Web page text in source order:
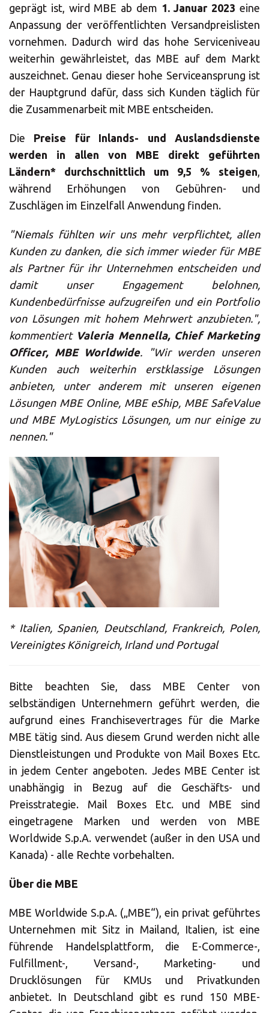
geprägt ist, wird MBE ab dem 1. Januar 2023 eine
Anpassung der veröffentlichten Versandpreislisten
vornehmen. Dadurch wird das hohe Serviceniveau
weiterhin gewährleistet, das MBE auf dem Markt
auszeichnet. Genau dieser hohe Serviceansprung ist
der Hauptgrund dafür, dass sich Kunden täglich für
die Zusammenarbeit mit MBE entscheiden.
Die Preise für Inlands- und Auslandsdienste
werden in allen von MBE direkt geführten
Ländern* durchschnittlich um 9,5 % steigen,
während Erhöhungen von Gebühren- und
Zuschlägen im Einzelfall Anwendung finden.
"Niemals fühlten wir uns mehr verpflichtet, allen
Kunden zu danken, die sich immer wieder für MBE
als Partner für ihr Unternehmen entscheiden und
damit unser Engagement belohnen,
Kundenbedürfnisse aufzugreifen und ein Portfolio
von Lösungen mit hohem Mehrwert anzubieten.",
kommentiert Valeria Mennella, Chief Marketing
Officer, MBE Worldwide. "Wir werden unseren
Kunden auch weiterhin erstklassige Lösungen
anbieten, unter anderem mit unseren eigenen
Lösungen MBE Online, MBE eShip, MBE SafeValue
und MBE MyLogistics Lösungen, um nur einige zu
nennen."
* Italien, Spanien, Deutschland, Frankreich, Polen,
Vereinigtes Königreich, Irland und Portugal
Bitte beachten Sie, dass MBE Center von
selbständigen Unternehmern geführt werden, die
aufgrund eines Franchisevertrages für die Marke
MBE tätig sind. Aus diesem Grund werden nicht alle
Dienstleistungen und Produkte von Mail Boxes Etc.
in jedem Center angeboten. Jedes MBE Center ist
unabhängig in Bezug auf die Geschäfts- und
Preisstrategie. Mail Boxes Etc. und MBE sind
eingetragene Marken und werden von MBE
Worldwide S.p.A. verwendet (außer in den USA und
Kanada) - alle Rechte vorbehalten.
Über die MBE
MBE Worldwide S.p.A. („MBE“), ein privat geführtes
Unternehmen mit Sitz in Mailand, Italien, ist eine
führende Handelsplattform, die E-Commerce-,
Fulfillment-, Versand-, Marketing- und
Drucklösungen für KMUs und Privatkunden
anbietet. In Deutschland gibt es rund 150 MBE-
Land auswählen
Africa
Americas
×
Wählen Sie Ihr
MBE Center